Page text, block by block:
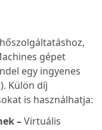
gépet
egy ingyenes
Külön díj
is használhatja:
–Virtuális